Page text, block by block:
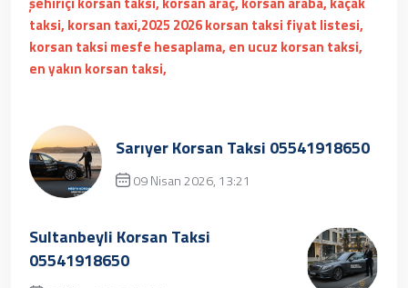
taksi, korsan taxi,2025 2026 korsan taksi fiyat listesi,
korsan taksi mesfe hesaplama, en ucuz korsan taksi,
en yakın korsan taksi,
Sarıyer Korsan Taksi 05541918650
09 Nisan 2026, 13:21
Sultanbeyli Korsan Taksi
05541918650